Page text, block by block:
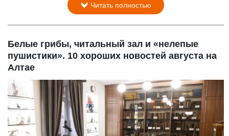
Читать полностью
Белые грибы, читальный зал и «нелепые
пушистики». 10 хороших новостей августа на
Алтае